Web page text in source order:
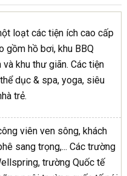
loạt các tiện ích cao cấp
gồm hồ bơi, khu BBQ
khu thư giãn. Các tiện
dục & spa, yoga, siêu
trẻ.
viên ven sông, khách
sang trọng,... Các trường
trường Quốc tế